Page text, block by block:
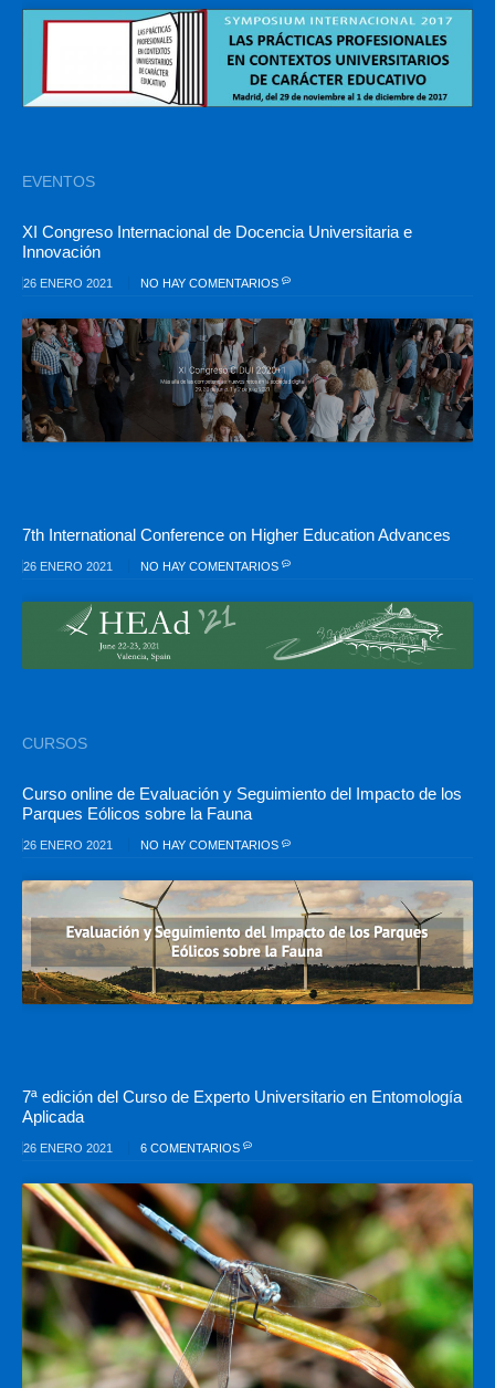
EVENTOS
XI Congreso Internacional de Docencia Universitaria e
Innovación
26 ENERO 2021 NO HAY COMENTARIOS
7th International Conference on Higher Education Advances
26 ENERO 2021 NO HAY COMENTARIOS
CURSOS
Curso online de Evaluación y Seguimiento del Impacto de los
Parques Eólicos sobre la Fauna
26 ENERO 2021 NO HAY COMENTARIOS
7ª edición del Curso de Experto Universitario en Entomología
Aplicada
26 ENERO 2021 6 COMENTARIOS